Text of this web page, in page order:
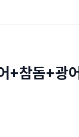
+참돔+광어